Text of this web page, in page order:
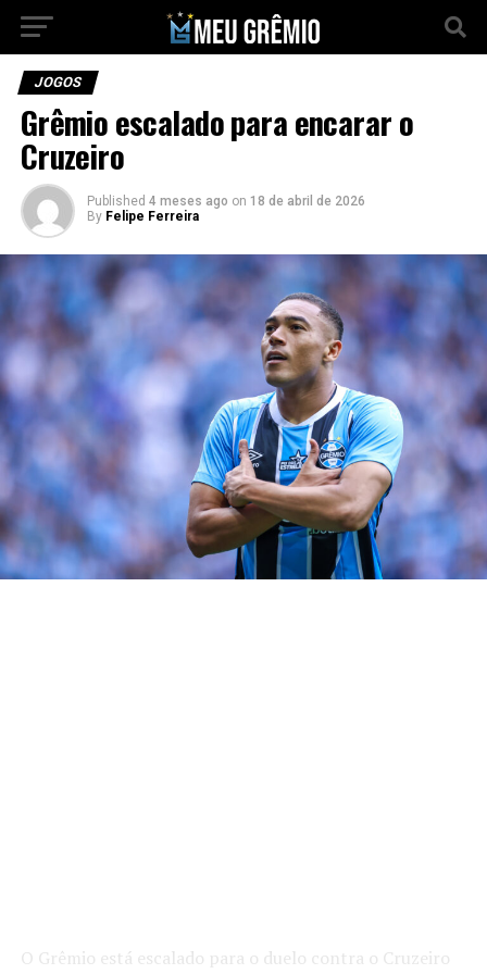
JOGOS
Grêmio escalado para encarar o
Cruzeiro
Published 4 meses ago on 18 de abril de 2026
By Felipe Ferreira
O Grêmio está escalado para o duelo contra o Cruzeiro